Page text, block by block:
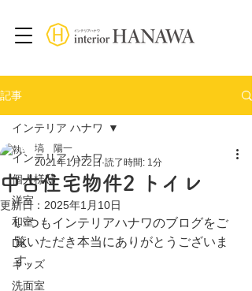
記事
インテリア ハナワ
個人様邸
洋室
和室
DK
キッズ
洗面室
インテリア ハナワ
中古住宅物件2 トイレ
塙 陽一
2021年1月22日 読了時間: 1分
更新日： 2025年1月10日
いつもインテリアハナワのブログをご
覧いただき本当にありがとうございま
す。